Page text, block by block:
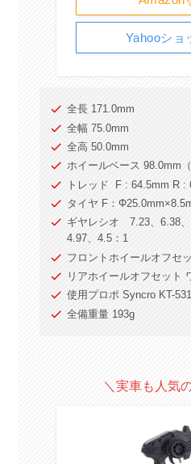
Yahooショ
全長 171.0mm
全幅 75.0mm
全高 50.0mm
ホイールベース 98.0mm（
トレッド F : 64.5mm R :
タイヤ F：
ギヤレシオ 7.23、6.38、
4.97、4.5：1
フロントホイールオフセ
リアホイールオフセット
使用プロポ Syncro KT-
全備重量 193g
＼実車も人気